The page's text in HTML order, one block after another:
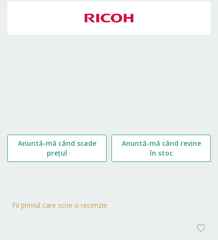
Fii primul care scrie o recenzie
Anuntă-mă când scade
prețul
Anuntă-mă când revine
în stoc